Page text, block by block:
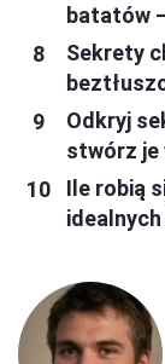
batatów
Sekrety
Odkryj
stwórz je
Ile robią